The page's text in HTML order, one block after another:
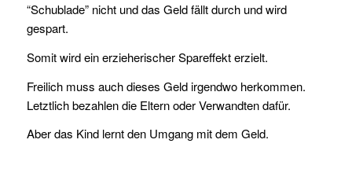
“Schublade” nicht und das Geld fällt durch und wird
gespart.
Somit wird ein erzieherischer Spareffekt erzielt.
Freilich muss auch dieses Geld irgendwo herkommen.
Letztlich bezahlen die Eltern oder Verwandten dafür.
Aber das Kind lernt den Umgang mit dem Geld.